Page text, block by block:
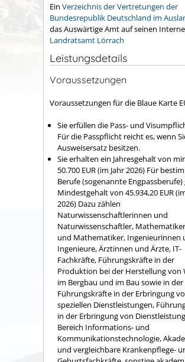
Ein Verzeichnis der Vertretungen der
Bundesrepublik Deutschland im
das Auswärtige Amt auf seinen
Landratsamt Lörrach
Leistungsdetails
Voraussetzungen
Voraussetzungen für die Blaue Karte
Sie erfüllen die Pass- und
Für die Passpflicht reicht es, wenn
Ausweisersatz besitzen.
Sie erhalten ein Jahresgehalt von
50.700 EUR (im Jahr 2026) Für
Berufe (sogenannte Engpassberufe)
Mindestgehalt von 45.934,20 EUR
2026) Dazu zählen
Naturwissenschaftlerinnen und
Naturwissenschaftler,
und Mathematiker, Ingenieurinnen
Ingenieure, Ärztinnen und Ärzte, IT-
Fachkräfte, Führungskräfte in der
Produktion bei der Herstellung von
im Bergbau und im Bau sowie in
Führungskräfte in der Erbringung
speziellen Dienstleistungen,
in der Erbringung von
Bereich Informations- und
Kommunikationstechnologie,
und vergleichbare Krankenpflege-